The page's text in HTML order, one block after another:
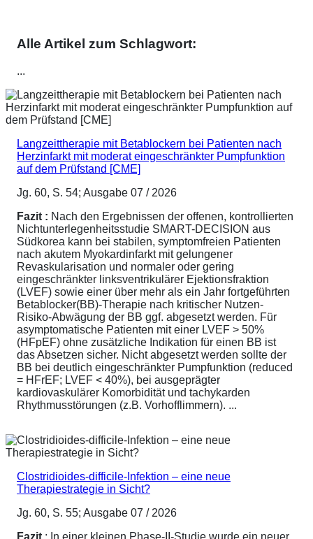
Alle Artikel zum Schlagwort:
...
Langzeittherapie mit Betablockern bei Patienten nach
Herzinfarkt mit moderat eingeschränkter Pumpfunktion
auf dem Prüfstand [CME]
Jg. 60, S. 54; Ausgabe 07 / 2026
Fazit : Nach den Ergebnissen der offenen, kontrollierten
Nichtunterlegenheitsstudie SMART-DECISION aus
Südkorea kann bei stabilen, symptomfreien Patienten
nach akutem Myokardinfarkt mit gelungener
Revaskularisation und normaler oder gering
eingeschränkter linksventrikulärer Ejektionsfraktion
(LVEF) sowie einer über mehr als ein Jahr fortgeführten
Betablocker(BB)-Therapie nach kritischer Nutzen-
Risiko-Abwägung der BB ggf. abgesetzt werden. Für
asymptomatische Patienten mit einer LVEF > 50%
(HFpEF) ohne zusätzliche Indikation für einen BB ist
das Absetzen sicher. Nicht abgesetzt werden sollte der
BB bei deutlich eingeschränkter Pumpfunktion (reduced
= HFrEF; LVEF < 40%), bei ausgeprägter
kardiovaskulärer Komorbidität und tachykarden
Rhythmusstörungen (z.B. Vorhofflimmern). ...
Clostridioides-difficile-Infektion – eine neue
Therapiestrategie in Sicht?
Jg. 60, S. 55; Ausgabe 07 / 2026
Fazit : In einer kleinen Phase-II-Studie wurde ein neuer